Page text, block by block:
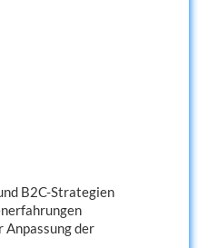
B2C-Strategien
Anpassung der